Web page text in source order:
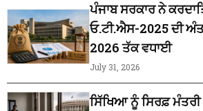
ਪੰਜਾਬ ਸਰਕਾਰ ਨੇ
ਓ.ਟੀ.ਐਸ-2025 ਦੀ
2026 ਤੱਕ ਵਧਾਈ
July 31, 2026
ਸਿੱਖਿਆ ਨੂੰ ਸਿਰਫ਼ ਮੰਤਰੀ